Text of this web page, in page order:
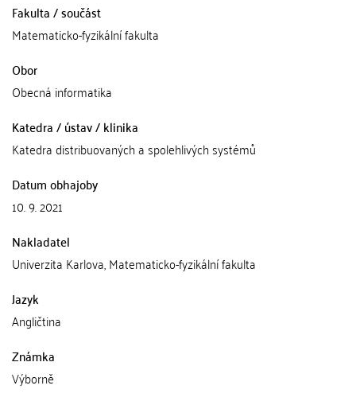
Fakulta / součást
Matematicko-fyzikální fakulta
Obor
Obecná informatika
Katedra / ústav / klinika
Katedra distribuovaných a spolehlivých systémů
Datum obhajoby
10. 9. 2021
Nakladatel
Univerzita Karlova, Matematicko-fyzikální fakulta
Jazyk
Angličtina
Známka
Výborně